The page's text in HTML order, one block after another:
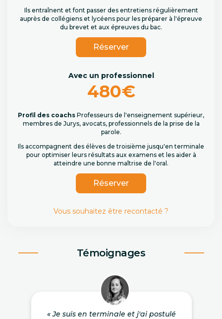
Ils entraînent et font passer des entretiens régulièrement
auprès de collégiens et lycéens pour les préparer à l'épreuve
du brevet et aux épreuves du bac.
Réserver
Avec un professionnel
480€
Profil des coachs Professeurs de l'enseignement supérieur,
membres de Jurys, avocats, professionnels de la prise de la
parole.
Ils accompagnent des élèves de troisième jusqu'en terminale
pour optimiser leurs résultats aux examens et les aider à
atteindre une bonne maîtrise de l'oral.
Réserver
Vous souhaitez être recontacté ?
Témoignages
« Je suis en terminale et j'ai postulé